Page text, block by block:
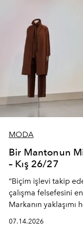
MODA
Bir Mantonun
– Kış 26/27
“Biçim işlevi takip
çalışma felsefesini
Markanın
07.14.2026